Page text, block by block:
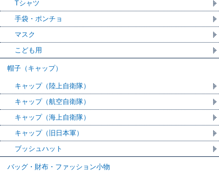
Tシャツ
手袋・ポンチョ
マスク
こども用
帽子（キャップ）
キャップ（陸上自衛隊）
キャップ（航空自衛隊）
キャップ（海上自衛隊）
キャップ（旧日本軍）
ブッシュハット
バッグ・財布・ファッション小物